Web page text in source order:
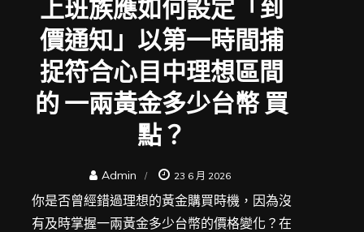
上班族應如何設定「到
價通知」以第一時間捕
捉符合心目中理想區間
的 一兩黃金多少台幣 買
點？
Admin 23 6 月 2026
你是否曾經錯過理想的黃金購買時機，因為沒
有及時掌握一兩黃金多少台幣的價格變化？在